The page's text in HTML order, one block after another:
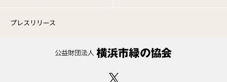
プレスリリース